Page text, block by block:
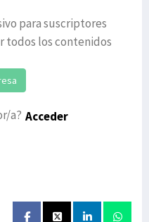
para suscriptores
todos los contenidos
a? Acceder